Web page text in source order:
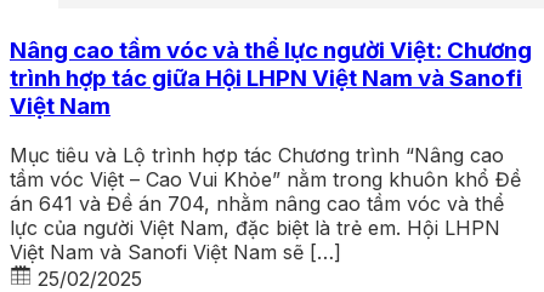
Nâng cao tầm vóc và thể lực người Việt: Chương
trình hợp tác giữa Hội LHPN Việt Nam và Sanofi
Việt Nam
Mục tiêu và Lộ trình hợp tác Chương trình “Nâng cao
tầm vóc Việt – Cao Vui Khỏe” nằm trong khuôn khổ Đề
án 641 và Đề án 704, nhằm nâng cao tầm vóc và thể
lực của người Việt Nam, đặc biệt là trẻ em. Hội LHPN
Việt Nam và Sanofi Việt Nam sẽ […]
25/02/2025